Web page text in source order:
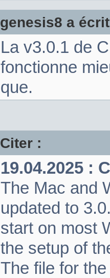
genesis8 a
La v3.0.1 de
fonctionne
que.
Citer :
19.04.2025 :
The Mac and
updated to
start on most
the setup of
The file for